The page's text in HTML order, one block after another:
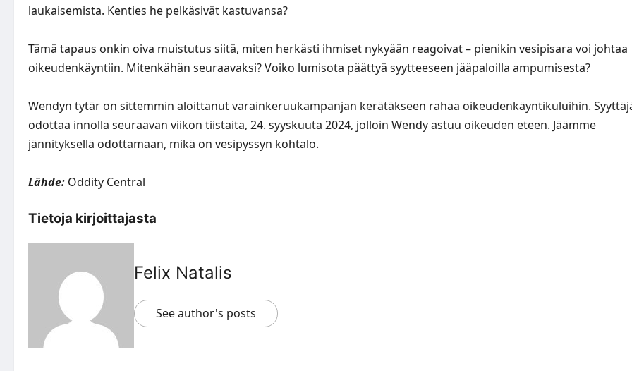
laukaisemista. Kenties he pelkäsivät kastuvansa?
Tämä tapaus onkin oiva muistutus siitä, miten herkästi ihmiset nykyään reagoivat – pienikin vesipisara voi johtaa
oikeudenkäyntiin. Mitenkähän seuraavaksi? Voiko lumisota päättyä syytteeseen jääpaloilla ampumisesta?
Wendyn tytär on sittemmin aloittanut varainkeruukampanjan kerätäkseen rahaa oikeudenkäyntikuluihin.
odottaa innolla seuraavan viikon tiistaita, 24. syyskuuta 2024, jolloin Wendy astuu oikeuden eteen. Jäämme
jännityksellä odottamaan, mikä on vesipyssyn kohtalo.
Lähde: Oddity Central
Tietoja kirjoittajasta
Felix Natalis
See author's posts